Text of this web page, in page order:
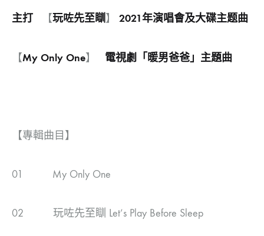
主打 【玩咗先至瞓 】 2021年演唱會及大碟主题曲
【My Only One】 電視劇「暖男爸爸」主題曲
【專輯曲目】
01 My Only One
02 玩咗先至瞓 Let’s Play Before Sleep